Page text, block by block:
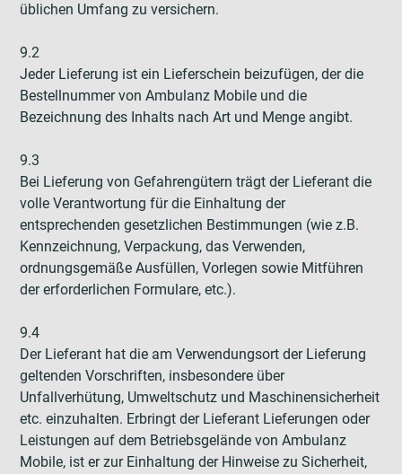
üblichen Umfang zu versichern.
9.2
Jeder Lieferung ist ein Lieferschein beizufügen, der die
Bestellnummer von Ambulanz Mobile und die
Bezeichnung des Inhalts nach Art und Menge angibt.
9.3
Bei Lieferung von Gefahrengütern trägt der Lieferant die
volle Verantwortung für die Einhaltung der
entsprechenden gesetzlichen Bestimmungen (wie z.B.
Kennzeichnung, Verpackung, das Verwenden,
ordnungsgemäße Ausfüllen, Vorlegen sowie Mitführen
der erforderlichen Formulare, etc.).
9.4
Der Lieferant hat die am Verwendungsort der Lieferung
geltenden Vorschriften, insbesondere über
Unfallverhütung, Umweltschutz und Maschinensicherheit
etc. einzuhalten. Erbringt der Lieferant Lieferungen oder
Leistungen auf dem Betriebsgelände von Ambulanz
Mobile, ist er zur Einhaltung der Hinweise zu Sicherheit,